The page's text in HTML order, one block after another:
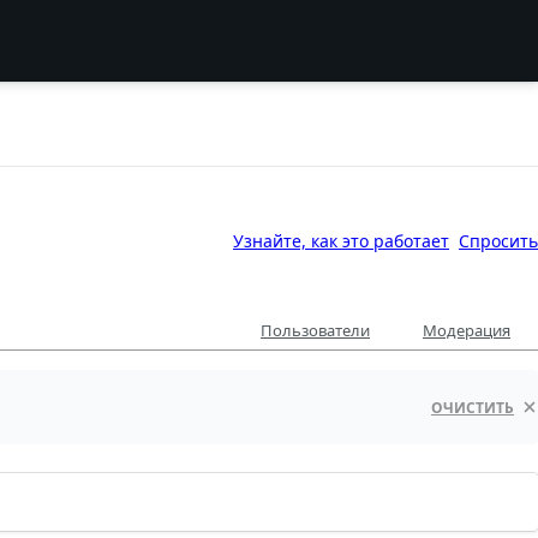
Узнайте, как это работает Спросить
Пользователи Модерация
ОЧИСТИТЬ